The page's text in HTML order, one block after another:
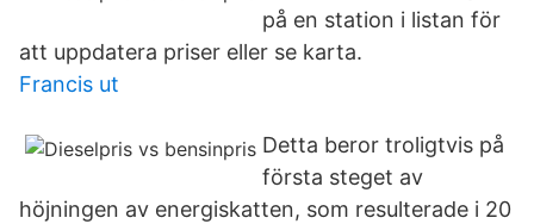
på en station i listan för
att uppdatera priser eller se karta.
Francis ut
Detta beror troligtvis på
första steget av
höjningen av energiskatten, som resulterade i 20